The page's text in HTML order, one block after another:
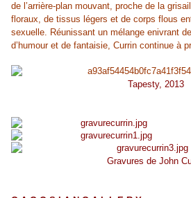
de l’arrière-plan mouvant, proche de la
floraux, de tissus légers et de corps flous
sexuelle. Réunissant un mélange enivrant
d’humour et de fantaisie, Currin continue à
Tapesty, 2013
Gravures de John